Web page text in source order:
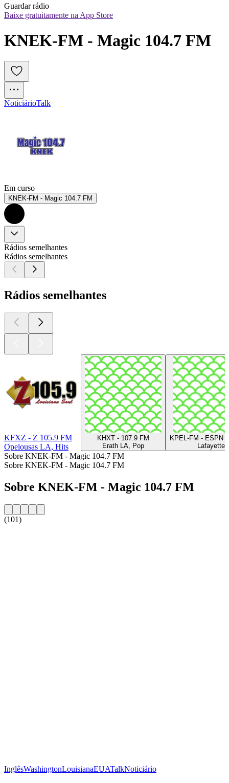
Guardar rádio
Baixe gratuitamente na App Store
KNEK-FM - Magic 104.7 FM
NoticiárioTalk
Em curso
KNEK-FM - Magic 104.7 FM
Rádios semelhantes
Rádios semelhantes
Rádios semelhantes
KFXZ - Z 105.9 FM
Opelousas LA, Hits
KHXT - 107.9 FM
Erath LA, Pop
KPEL-FM - ESPN
Lafayette
Sobre KNEK-FM - Magic 104.7 FM
Sobre KNEK-FM - Magic 104.7 FM
Sobre KNEK-FM - Magic 104.7 FM
(101)
InglêsWashingtonLouisianaEUATalkNoticiário